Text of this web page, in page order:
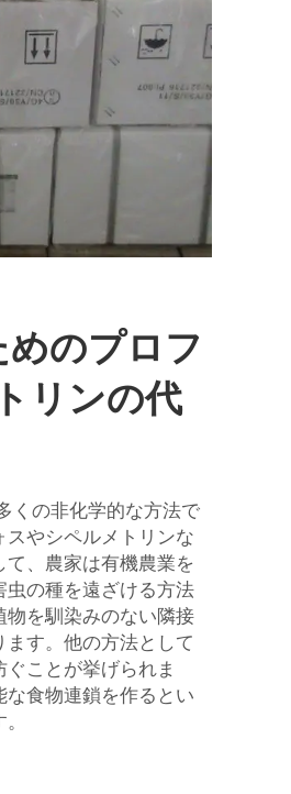
のプロフ
リンの代
くの非化学的な方法で
やシペルメトリンな
、農家は有機農業を
の種を遠ざける方法
物を馴染みのない隣接
す。他の方法として
ことが挙げられま
食物連鎖を作るとい